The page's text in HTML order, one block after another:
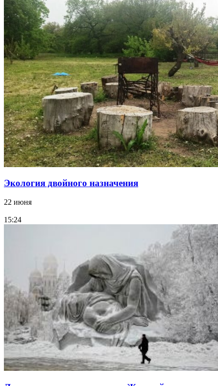
Экология двойного назначения
22 июня
15:24